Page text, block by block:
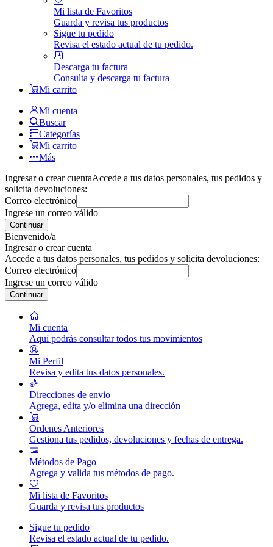
Mi lista de Favoritos
Guarda y revisa tus productos
Sigue tu pedido
Revisa el estado actual de tu pedido.
Descarga tu factura
Consulta y descarga tu factura
Mi carrito
Mi cuenta
Buscar
Categorías
Mi carrito
Más
Ingresar o crear cuentaAccede a tus datos personales, tus pedidos y
solicita devoluciones:
Correo electrónico
Ingrese un correo válido
Continuar
Bienvenido/a
Ingresar o crear cuenta
Accede a tus datos personales, tus pedidos y solicita devoluciones:
Correo electrónico
Ingrese un correo válido
Continuar
Mi cuenta
Aquí podrás consultar todos tus movimientos
Mi Perfil
Revisa y edita tus datos personales.
Direcciones de envio
Agrega, edita y/o elimina una dirección
Ordenes Anteriores
Gestiona tus pedidos, devoluciones y fechas de entrega.
Métodos de Pago
Agrega y valida tus métodos de pago.
Mi lista de Favoritos
Guarda y revisa tus productos
Sigue tu pedido
Revisa el estado actual de tu pedido.